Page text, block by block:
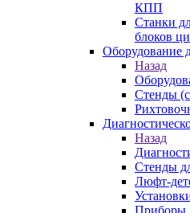
КПП
Станки
блоков
Оборудование
Назад
Стенды
Назад
Стенды
Люфт-
Приборы